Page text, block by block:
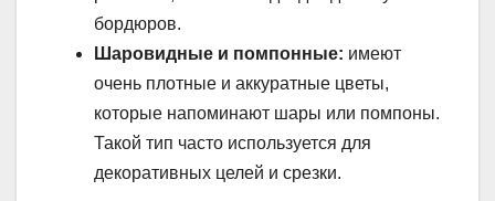
бордюров.
Шаровидные и помпонные: имеют
очень плотные и аккуратные цветы,
которые напоминают шары или помпоны.
Такой тип часто используется для
декоративных целей и срезки.